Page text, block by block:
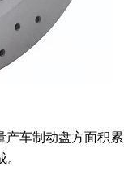
产车制动盘方面积累